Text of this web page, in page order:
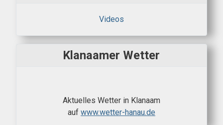
Videos
Klanaamer Wetter
Aktuelles Wetter in Klanaam
auf www.wetter-hanau.de